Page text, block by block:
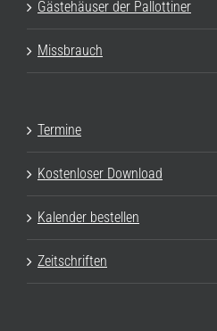
Gästehäuser der Pallottiner
Missbrauch
Termine
Kostenloser Download
Kalender bestellen
Zeitschriften